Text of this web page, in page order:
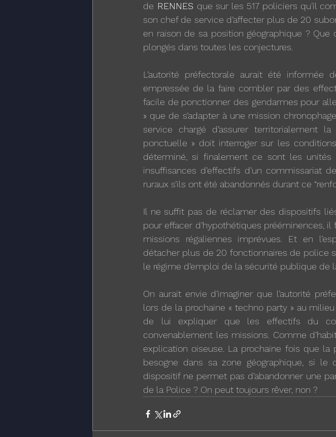
de RENNES que sur les 517 policiers qu’il
son chef de service d’affecter plus de 20
en raison de sa position géographique ? Que
plongés dans toutes les conjectures.
L’autorité préfectorale aurait été
empressée de la faire combler par des
facile de ponctionner des gendarmes pour
» que de s’adapter à une mission
service chargé d’assurer territorialement
ponctuelle » doit interroger sur les
déterminé, si finalement ce sont les
insuffisances d’effectifs d’un commissariat
ruraux s’ils ont été abandonnés durant ce
Il ne suffit pas de réclamer des dispositifs
pour effacer d’hypothétiques prééminences,
missions régaliennes imprévues. Et en
détacher plus de 20 fonctionnaires de police
le régime d’emploi de la sécurité publique de
On aurait envie d’imaginer que l’autorité
lors de la prochaine « techno party » au milieu
de lui expliquer que les effectifs du
convenablement les missions. Comme
explication oiseuse. La prochaine fois que la
besogne dans sa zone géographique, si
dispositif ne permet pas d’abandonner une
de la Police ? On peut toujours rêver, non ?